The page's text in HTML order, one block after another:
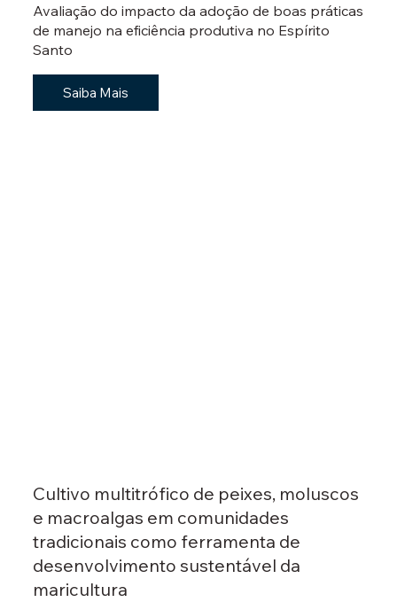
Saiba Mais
Avaliação do impacto da adoção de boas práticas
de manejo na eficiência produtiva no Espírito
Santo
Cultivo multitrófico de peixes, moluscos
e macroalgas em comunidades
tradicionais como ferramenta de
desenvolvimento sustentável da
maricultura